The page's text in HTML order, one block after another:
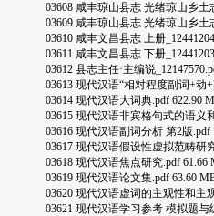
03608 咸丰琼山县志 光绪琼山乡土
03609 咸丰琼山县志 光绪琼山乡土
03610 咸丰文昌县志 上册
03611 咸丰文昌县志 下册
03612 县志主任·主编说
03613 现代汉语“相对程度副词+动+
03614 现代汉语大词典.pdf 622.90
03615 现代汉语非宾格句式的语义和
03616 现代汉语副词分析 第2版.pdf
03617 现代汉语假设性虚拟范畴研究
03618 现代汉语焦点研究.pdf 61.66
03619 现代汉语论文集.pdf 63.60
03620 现代汉语虚词的主观性和主
03621 现代汉语学习参考 模拟题与